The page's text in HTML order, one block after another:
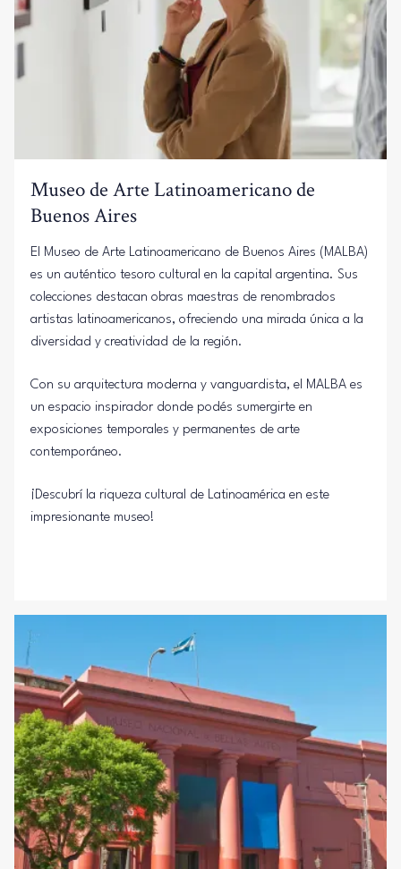
Museo de Arte Latinoamericano de
Buenos Aires
El Museo de Arte Latinoamericano de Buenos Aires (MALBA)
es un auténtico tesoro cultural en la capital argentina. Sus
colecciones destacan obras maestras de renombrados
artistas latinoamericanos, ofreciendo una mirada única a la
diversidad y creatividad de la región.
Con su arquitectura moderna y vanguardista, el MALBA es
un espacio inspirador donde podés sumergirte en
exposiciones temporales y permanentes de arte
contemporáneo.
¡Descubrí la riqueza cultural de Latinoamérica en este
impresionante museo!